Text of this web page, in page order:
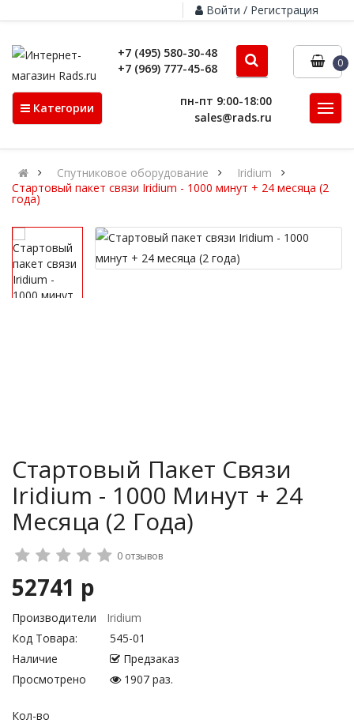
Войти / Регистрация
+7 (495) 580-30-48
+7 (969) 777-45-68
0
Категории
пн-пт 9:00-18:00
sales@rads.ru
Спутниковое оборудование
Iridium
Стартовый пакет связи Iridium - 1000 минут + 24 месяца (2
года)
Стартовый Пакет Связи
Iridium - 1000 Минут + 24
Месяца (2 Года)
0 отзывов
52741 р
Производители
Iridium
Код Товара:
545-01
Наличие
Предзаказ
Просмотрено
1907 раз.
Кол-во